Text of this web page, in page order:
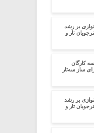
بر رشد
تار و
کارگان
ساز سه‌تار
بر رشد
تار و